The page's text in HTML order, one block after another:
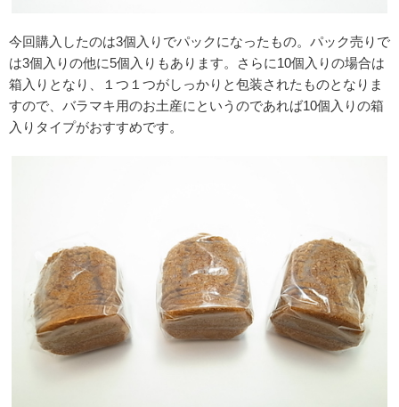
今回購入したのは3個入りでパックになったもの。パック売りで
は3個入りの他に5個入りもあります。さらに10個入りの場合は
箱入りとなり、１つ１つがしっかりと包装されたものとなりま
すので、バラマキ用のお土産にというのであれば10個入りの箱
入りタイプがおすすめです。